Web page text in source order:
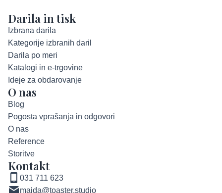
Darila in tisk
Izbrana darila
Kategorije izbranih daril
Darila po meri
Katalogi in e-trgovine
Ideje za obdarovanje
O nas
Blog
Pogosta vprašanja in odgovori
O nas
Reference
Storitve
Kontakt
031 711 623
majda@toaster.studio